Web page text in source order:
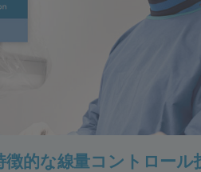
徴的な線量コントロール